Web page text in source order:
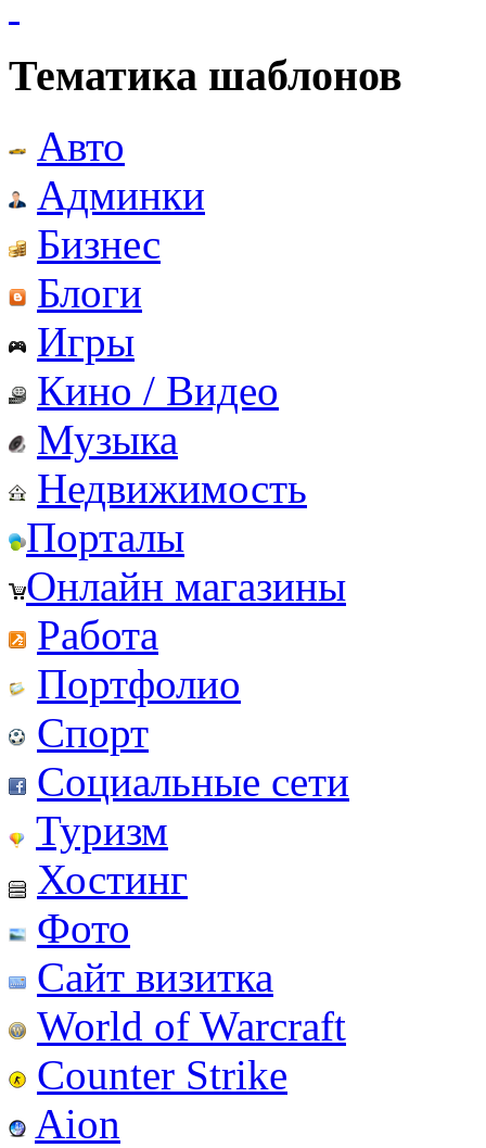
Тематика шаблонов
Авто
Админки
Бизнес
Блоги
Игры
Кино / Видео
Музыка
Недвижимость
Порталы
Онлайн магазины
Работа
Портфолио
Спорт
Социальные сети
Туризм
Хостинг
Фото
Сайт визитка
World of Warcraft
Counter Strike
Aion